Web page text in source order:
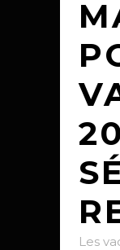
Les